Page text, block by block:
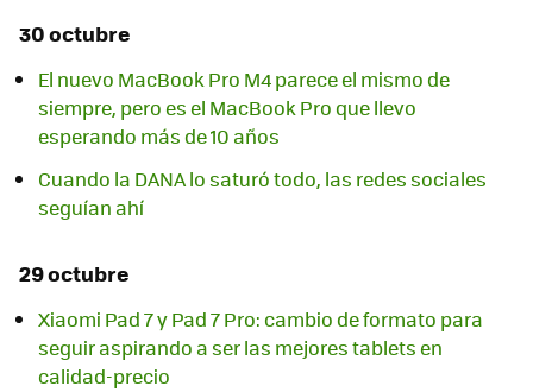
30 octubre
El nuevo MacBook Pro M4 parece el mismo de
siempre, pero es el MacBook Pro que llevo
esperando más de 10 años
Cuando la DANA lo saturó todo, las redes sociales
seguían ahí
29 octubre
Xiaomi Pad 7 y Pad 7 Pro: cambio de formato para
seguir aspirando a ser las mejores tablets en
calidad-precio